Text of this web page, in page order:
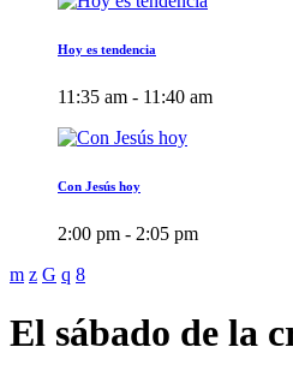
Hoy es tendencia
11:35 am - 11:40 am
Con Jesús hoy
2:00 pm - 2:05 pm
El sábado de la